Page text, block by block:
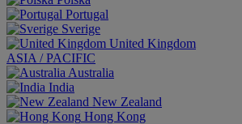
Portugal
Sverige
United Kingdom
ASIA / PACIFIC
Australia
India
New Zealand
Hong Kong